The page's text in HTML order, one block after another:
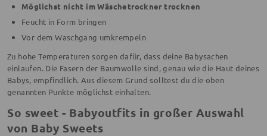
Möglichst nicht im Wäschetrockner trocknen
Feucht in Form bringen
Vor dem Waschgang umkrempeln
Zu hohe Temperaturen sorgen dafür, dass deine Babysachen
einlaufen. Die Fasern der Baumwolle sind, genau wie die Haut deines
Babys, empfindlich. Aus diesem Grund solltest du die oben
genannten Punkte möglichst einhalten.
So sweet - Babyoutfits in großer Auswahl
von Baby Sweets